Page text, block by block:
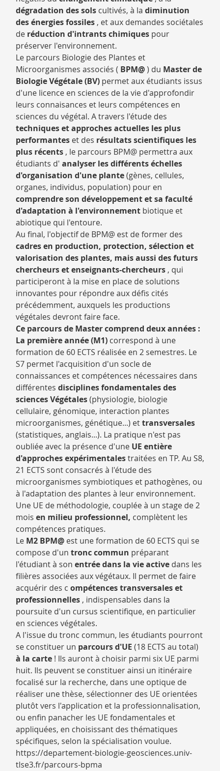
dégradation des sols cultivés, à la diminution
des énergies fossiles , et aux demandes sociétales
de réduction d'intrants chimiques pour
préserver l'environnement.
Le parcours Biologie des Plantes et
Microorganismes associés ( BPM@) du Master de
Biologie Végétale (BV) permet aux étudiants issus
d'une licence en sciences de la vie d'approfondir
leurs connaisances et leurs compétences en
sciences du végétal. A travers l'étude des
techniques et approches actuelles les plus
performantes et des résultats scientifiques les
plus récents , le parcours BPM@ permettra aux
étudiants d' analyser les différents échelles
d'organisation d'une plante(gènes, cellules,
organes, individus, population) pour en
comprendre son développement et sa faculté
d'adaptation à l'environnement biotique et
abiotique qui l'entoure.
Au final, l'objectif de BPM@ est de former des
cadres en production, protection, sélection et
valorisation des plantes, mais aussi des futurs
chercheurs et enseignants-chercheurs , qui
participeront à la mise en place de solutions
innovantes pour répondre aux défis cités
précédemment, auxquels les productions
végétales devront faire face.
Ce parcours de Master comprend deux années :
La première année (M1) correspond à une
formation de 60 ECTS réalisée en 2 semestres. Le
S7 permet l'acquisition d'un socle de
connaissances et compétences nécessaires dans
différentes disciplines fondamentales des
sciences Végétales(physiologie, biologie
cellulaire, génomique, interaction plantes
microorganismes, génétique...) ettransversales
(statistiques, anglais...). La pratique n'est pas
oubliée avec la présence d'une UE entière
d'approches expérimentalestraitées en TP. Au S8,
21 ECTS sont consacrés à l'étude des
microorganismes symbiotiques et pathogènes, ou
à l'adaptation des plantes à leur environnement.
Une UE de méthodologie, couplée à un stage de 2
mois en milieu professionnel, complètent les
compétences pratiques.
Le M2 BPM@ est une formation de 60 ECTS qui se
compose d'un tronc commun préparant
l'étudiant à son entrée dans la vie active dans les
filières associées aux végétaux. Il permet de faire
acquérir des c ompétences transversales et
professionnelles , indispensables dans la
poursuite d'un cursus scientifique, en particulier
en sciences végétales.
A l'issue du tronc commun, les étudiants pourront
se constituer un parcours d'UE (18 ECTS au total)
à la carte ! Ils auront à choisir parmi six UE parmi
huit. Ils peuvent se constituer ainsi un itinéraire
focalisé sur la recherche, dans une optique de
réaliser une thèse, sélectionner des UE orientées
plutôt vers l'application et la professionnalisation,
ou enfin panacher les UE fondamentales et
appliquées, en choisissant des thématiques
spécifiques, selon la spécialisation voulue.
https://departement-biologie-geosciences.univ-
tlse3.fr/parcours-bpma